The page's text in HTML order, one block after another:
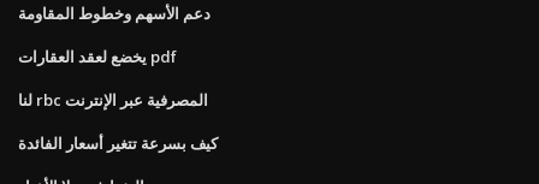
دعم الأسهم وخطوط المقاومة
يخضع لعقد العقارات pdf
لنا rbc المصرفية عبر الإنترنت
كيف بسرعة تتغير أسعار الفائدة